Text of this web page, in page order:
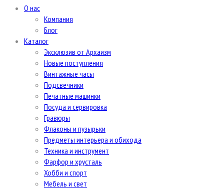
О нас
Компания
Блог
Каталог
Эксклюзив от Архаизм
Новые поступления
Винтажные часы
Подсвечники
Печатные машинки
Посуда и сервировка
Гравюры
Флаконы и пузырьки
Предметы интерьера и обихода
Техника и инструмент
Фарфор и хрусталь
Хобби и спорт
Мебель и свет